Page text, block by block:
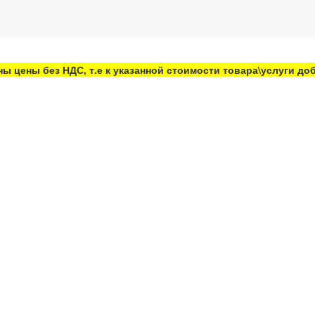
цены без НДС, т.е к указанной стоимости товара\услуги